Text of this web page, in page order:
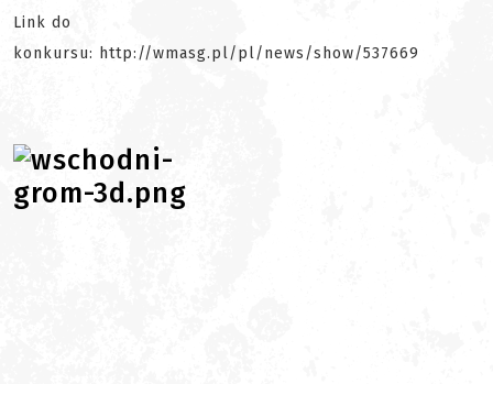
Link do
konkursu: http://wmasg.pl/pl/news/show/537669